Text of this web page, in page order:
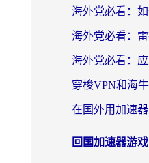
回国加速器游戏